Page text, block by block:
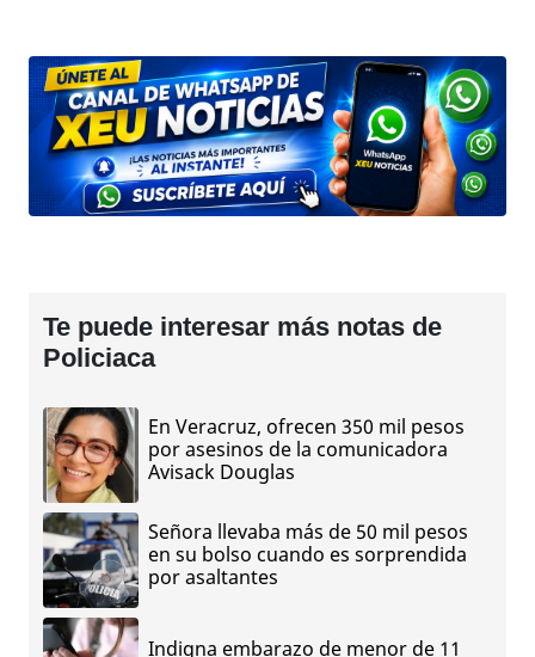
Te puede interesar más notas de
Policiaca
En Veracruz, ofrecen 350 mil pesos
por asesinos de la comunicadora
Avisack Douglas
Señora llevaba más de 50 mil pesos
en su bolso cuando es sorprendida
por asaltantes
Indigna embarazo de menor de 11